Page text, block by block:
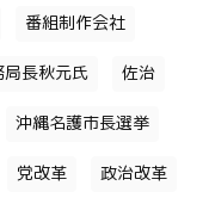
番組制作会社
局長秋元氏 佐治
沖縄名護市長選挙
党改革 政治改革